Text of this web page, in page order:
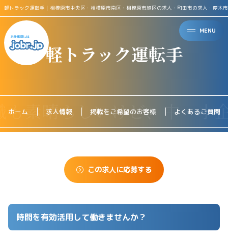
MENU
軽トラック運転手｜相模原市中央区・相模原市南区・相模原市緑区の求人・町田市の求人・厚木
軽トラック運転手
ホーム 求人情報 掲載をご希望のお客様 よくあるご質問
この求人に応募する
時間を有効活用して働きませんか？